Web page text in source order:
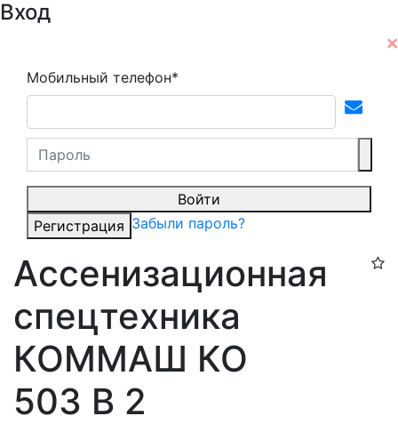
Вход
Мобильный телефон*
Войти
Регистрация Забыли пароль?
Ассенизационная
спецтехника
КОММАШ КО
503 В 2